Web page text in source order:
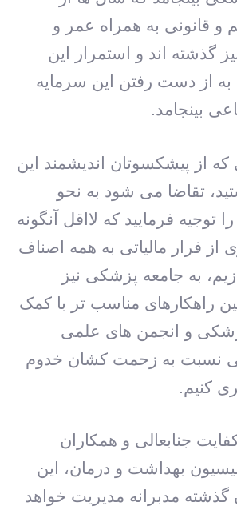
قانونی به همراه عمر و
گذشته اند و استمرار این
از دست رفتن این سرمایه
بینجامد.
که از پیشکسوتان اندیشمند این
تقاضا می شود به نحو
توجیه فرمایید که لااقل آنگونه
فرار مالیاتی به همه اصناف
به جامعه پزشکی نیز
راهکارهای مناسب تر با کمک
و انجمن های علمی
نسبت به زحمت کشان خدوم
کنیم.
کفایت جنابعالی و همکاران
بهداشت و درمان، این
مدبرانه مدیریت خواهد